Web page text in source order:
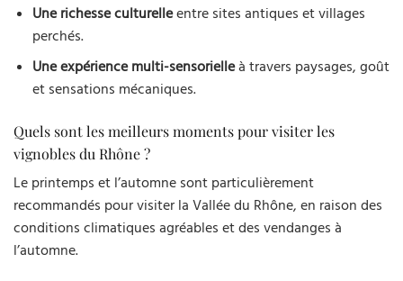
Une richesse culturelleentre sites antiques et villages
perchés.
Une expérience multi-sensorielleà travers paysages, goût
et sensations mécaniques.
Quels sont les meilleurs moments pour visiter les
vignobles du Rhône ?
Le printemps et l’automne sont particulièrement
recommandés pour visiter la Vallée du Rhône, en raison des
conditions climatiques agréables et des vendanges à
l’automne.